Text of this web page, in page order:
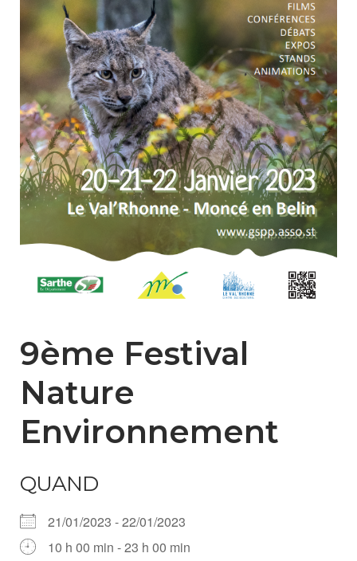
9ème Festival
Nature
Environnement
QUAND
21/01/2023 - 22/01/2023
10 h 00 min - 23 h 00 min